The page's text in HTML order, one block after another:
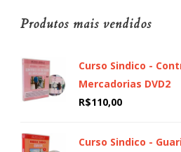
Produtos mais vendidos
Curso Sindico -
Mercadorias DVD2
R$110,00
Curso Sindico -